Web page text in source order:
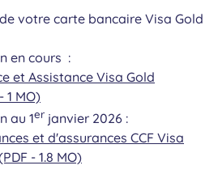
votre carte bancaire Visa Gold
en cours :
et Assistance Visa Gold
1 MO)
au 1er janvier 2026 :
et d'assurances CCF Visa
- 1.8 MO)